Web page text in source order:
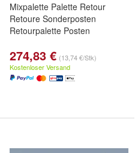
Mixpalette Palette Retour
Retoure Sonderposten
Retourpalette Posten
274,83 € (13,74 €/Stk)
Kostenloser Versand